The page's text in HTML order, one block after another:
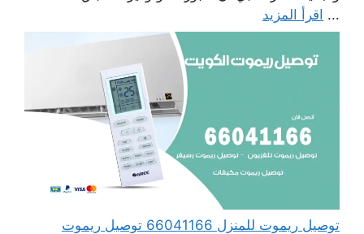
... اقرأ المزيد
توصيل ريموت للمنزل 66041166 توصيل ريموت